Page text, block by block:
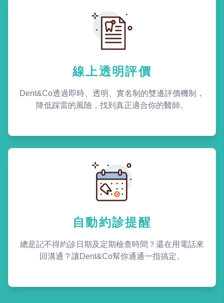
線上透明評價
Dent&Co透過即時、透明、實名制的雙邊評價機制，
降低踩雷的風險，找到真正適合你的醫師。
自動約診提醒
總是記不得約診日期及定期檢查時間？還在用電話來
回溝通？讓Dent&Co幫你通通一指搞定。